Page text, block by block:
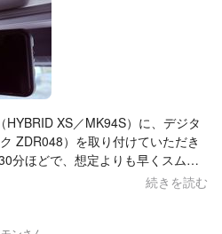
XS／MK94S）に、デジタ
ZDR048）を取り付けていただき
麗で、全体的に高い技術力を感じ
続きを読む